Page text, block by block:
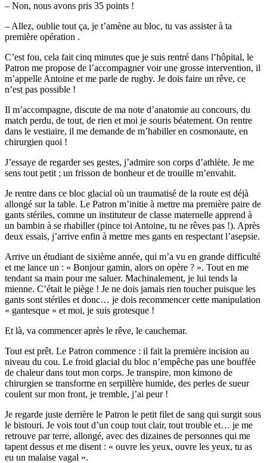
– Non, nous avons pris 35 points !
– Allez, oublie tout ça, je t’amène au bloc, tu vas assister à ta
première opération .
C’est fou, cela fait cinq minutes que je suis rentré dans l’hôpital, le
Patron me propose de l’accompagner voir une grosse intervention, il
m’appelle Antoine et me parle de rugby. Je dois faire un rêve, ce
n’est pas possible !
Il m’accompagne, discute de ma note d’anatomie au concours, du
match perdu, de tout, de rien et moi je souris béatement. On rentre
dans le vestiaire, il me demande de m’habiller en cosmonaute, en
chirurgien quoi !
J’essaye de regarder ses gestes, j’admire son corps d’athlète. Je me
sens tout petit ; un frisson de bonheur et de trouille m’envahit.
Je rentre dans ce bloc glacial où un traumatisé de la route est déjà
allongé sur la table. Le Patron m’initie à mettre ma première paire de
gants stériles, comme un instituteur de classe maternelle apprend à
un bambin à se rhabiller (pince toi Antoine, tu ne rêves pas !). Après
deux essais, j’arrive enfin à mettre mes gants en respectant l’asepsie.
Arrive un étudiant de sixième année, qui m’a vu en grande difficulté
et me lance un : « Bonjour gamin, alors on opère ? ». Tout en me
tendant sa main pour me saluer. Machinalement, je lui tends la
mienne. C’était le piège ! Je ne dois jamais rien toucher puisque les
gants sont stériles et donc… je dois recommencer cette manipulation
« gantesque » et moi, je suis grotesque !
Et là, va commencer après le rêve, le cauchemar.
Tout est prêt. Le Patron commence : il fait la première incision au
niveau du cou. Le froid glacial du bloc n’empêche pas une bouffée
de chaleur dans tout mon corps. Je transpire, mon kimono de
chirurgien se transforme en serpillère humide, des perles de sueur
coulent sur mon front, je tremble, j’ai peur !
Je regarde juste derrière le Patron le petit filet de sang qui surgit sous
le bistouri. Je vois tout d’un coup tout clair, tout trouble et… je me
retrouve par terre, allongé, avec des dizaines de personnes qui me
tapent dessus et me disent : « ouvre les yeux, ouvre les yeux, tu as
eu un malaise vagal ».